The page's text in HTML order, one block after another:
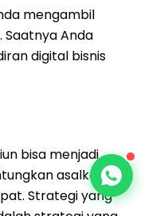
mengambil
Saatnya Anda
digital bisnis
bisa menjadi
asalkan
Strategi yang